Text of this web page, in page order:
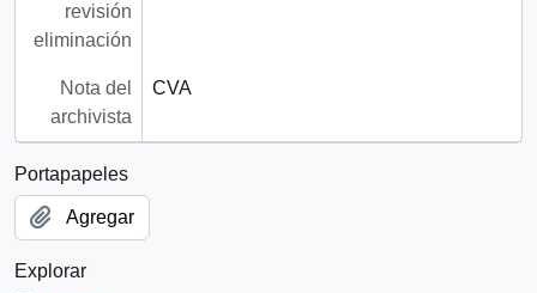
revisión
eliminación
Nota del
archivista
CVA
Portapapeles
Agregar
Explorar